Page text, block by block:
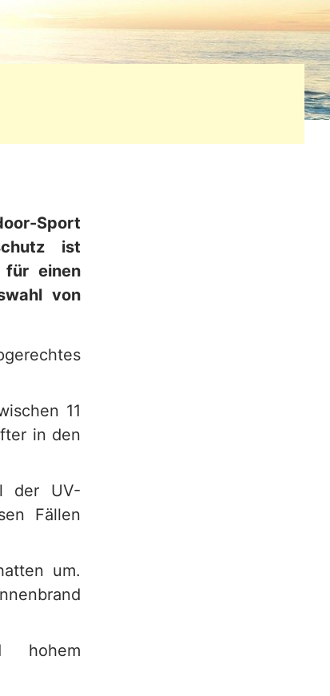
Sport
ist
für einen
von
11
in den
der UV-
Fällen
um.
hohem